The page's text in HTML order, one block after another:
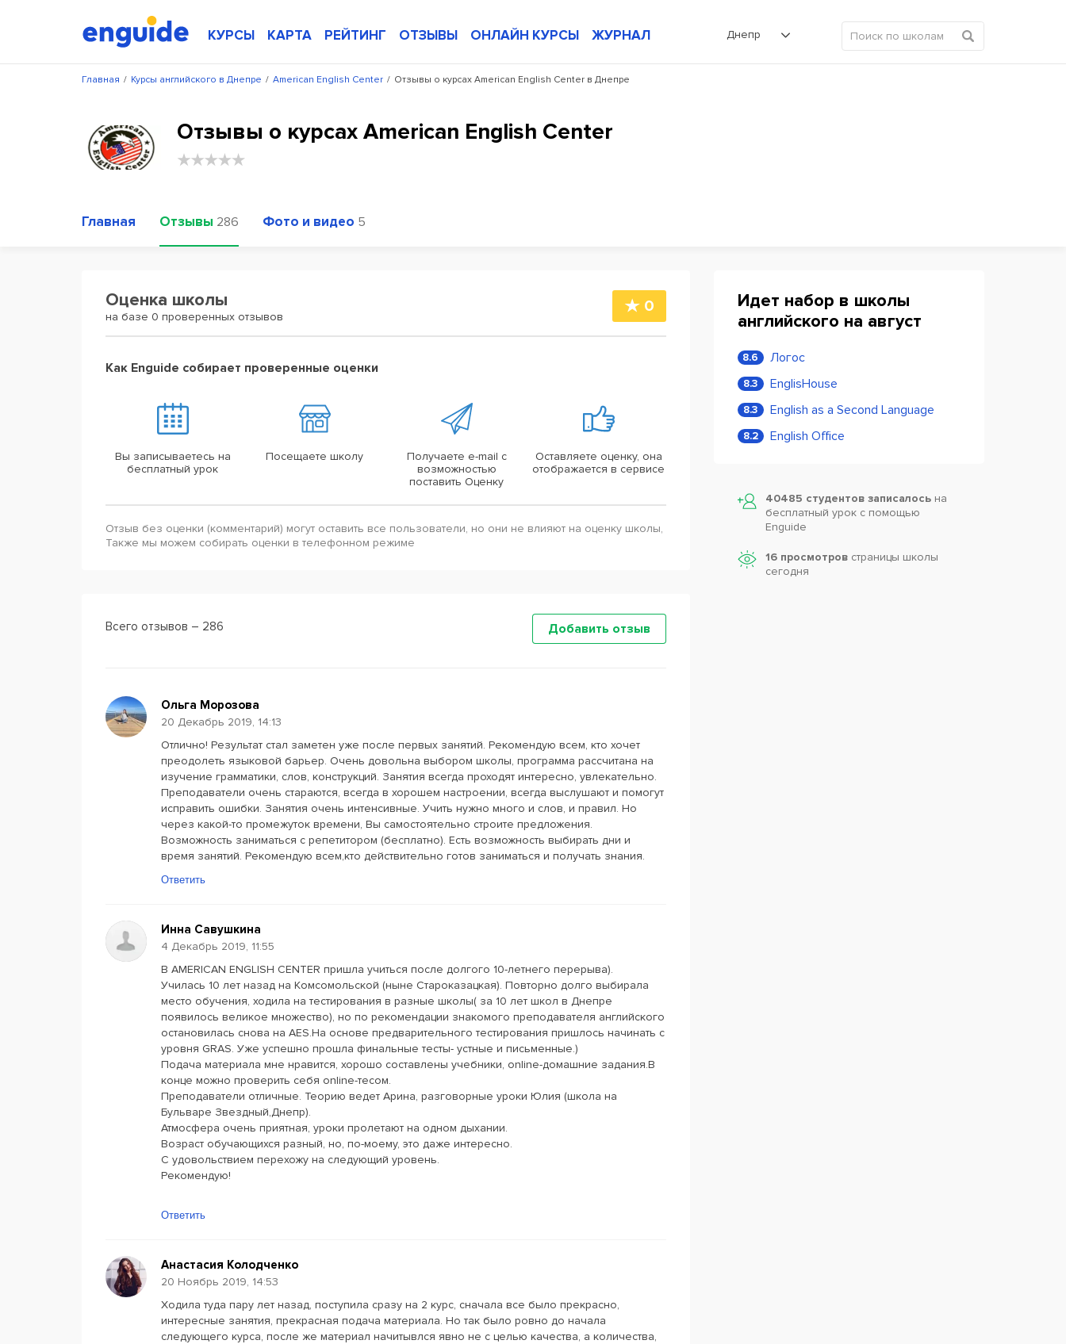
КУРСЫ КАРТА РЕЙТИНГ ОТЗЫВЫ ОНЛАЙН КУРСЫ ЖУРНАЛ Днепр
/
Главная /
Курсы английского в Днепре /
American English Center Отзывы о курсах American English Center в Днепре
Отзывы о курсах American English Center
Главная Отзывы 286 Фото и видео 5
Оценка школы
на базе 0 проверенных отзывов
0
Как Enguide собирает проверенные оценки
Вы записываетесь на
бесплатный урок
Посещаете школу
Получаете e-mail с
возможностью
поставить Оценку
Оставляете оценку, она
отображается в сервисе
Отзыв без оценки (комментарий) могут оставить все пользователи, но они не влияют на оценку школы,
Также мы можем собирать оценки в телефонном режиме
Всего отзывов – 286 Добавить отзыв
Ольга Морозова
20 Декабрь 2019, 14:13
Отлично! Результат стал заметен уже после первых занятий. Рекомендую всем, кто хочет
преодолеть языковой барьер. Очень довольна выбором школы, программа рассчитана на
изучение грамматики, слов, конструкций. Занятия всегда проходят интересно, увлекательно.
Преподаватели очень стараются, всегда в хорошем настроении, всегда выслушают и помогут
исправить ошибки. Занятия очень интенсивные. Учить нужно много и слов, и правил. Но
через какой-то промежуток времени, Вы самостоятельно строите предложения.
Возможность заниматься с репетитором (бесплатно). Есть возможность выбирать дни и
время занятий. Рекомендую всем,кто действительно готов заниматься и получать знания.
Ответить
Инна Савушкина
4 Декабрь 2019, 11:55
В AMERICAN ENGLISH CENTER пришла учиться после долгого 10-летнего перерыва).
Училась 10 лет назад на Комсомольской (ныне Староказацкая). Повторно долго выбирала
место обучения, ходила на тестирования в разные школы( за 10 лет школ в Днепре
появилось великое множество), но по рекомендации знакомого преподавателя английского
остановилась снова на AES.На основе предварительного тестирования пришлось начинать с
уровня GRAS. Уже успешно прошла финальные тесты- устные и письменные.)
Подача материала мне нравится, хорошо составлены учебники, online-домашние задания.В
конце можно проверить себя online-тесом.
Преподаватели отличные. Теорию ведет Арина, разговорные уроки Юлия (школа на
Бульваре Звездный,Днепр).
Атмосфера очень приятная, уроки пролетают на одном дыхании.
Возраст обучающихся разный, но, по-моему, это даже интересно.
С удовольствием перехожу на следующий уровень.
Рекомендую!
Ответить
Анастасия Колодченко
20 Ноябрь 2019, 14:53
Ходила туда пару лет назад, поступила сразу на 2 курс, сначала все было прекрасно,
интересные занятия, прекрасная подача материала. Но так было ровно до начала
следующего курса, после же материал начитывлся явно не с целью качества, а количества,
Идет набор в школы
английского на август
8.6 Логос
8.3 EnglisHouse
8.3 English as a Second Language
8.2 English Office
40485 студентов записалось на
бесплатный урок с помощью
Enguide
16 просмотровстраницы школы
сегодня